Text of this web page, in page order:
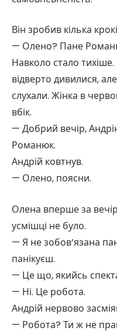
Він зробив кілька
— Олено? Пане
Навколо стало
відверто дивилися,
слухали. Жінка в
вбік.
— Добрий вечір,
Романюк.
Андрій ковтнув.
— Олено, поясни.
Олена вперше за
усмішці не було.
— Я не зобов’язана
панікуєш.
— Це що, якийсь
— Ні. Це робота.
Андрій нервово
— Робота? Ти ж не